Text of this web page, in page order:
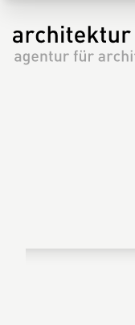
Wohnhaus